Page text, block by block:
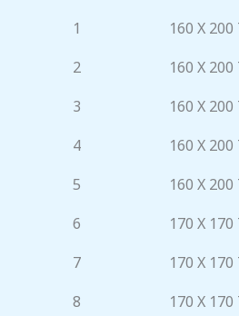
1
160 X
2
160 X
3
160 X
4
160 X
5
160 X
6
170 X
7
170 X
8
170 X